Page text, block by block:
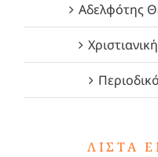
Αδελφότης
ΛΊΣΤΑ